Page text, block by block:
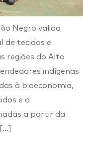
Negro valida
de tecidos e
regiões do Alto
indígenas
à bioeconomia,
e a
a partir da